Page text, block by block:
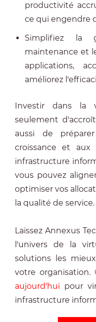
productivité
ce qui engendre
Simplifiez la
maintenance et
applications,
améliorez
Investir dans la
seulement
aussi de
croissance et
infrastructure
vous pouvez
optimiser vos
la qualité de service.
Laissez Annexus
l'univers de la
solutions les
votre organisation.
aujourd'hui pour
infrastructure